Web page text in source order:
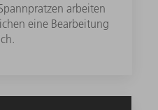
arbeiten
eine Bearbeitung